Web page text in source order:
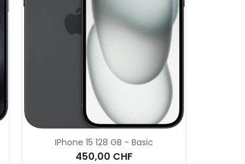
IPhone 15 128 GB - Basic
450,00 CHF